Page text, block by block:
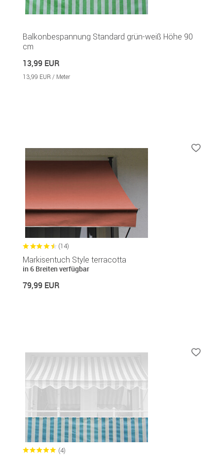
Balkonbespannung Standard grün-weiß Höhe 90
cm
13,99 EUR
13,99 EUR / Meter
(14)
Markisentuch Style terracotta
in 6 Breiten verfügbar
79,99 EUR
(4)